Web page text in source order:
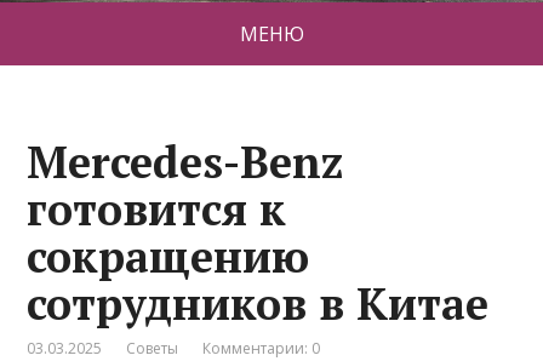
МЕНЮ
Mercedes-Benz
готовится к
сокращению
сотрудников в Китае
03.03.2025 Советы Комментарии: 0